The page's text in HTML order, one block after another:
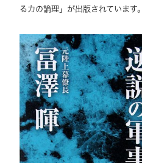
る力の論理」が出版されています。